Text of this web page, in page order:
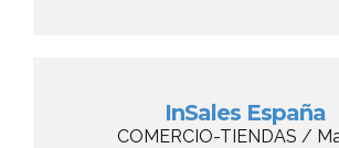
InSales España
COMERCIO-TIENDAS /